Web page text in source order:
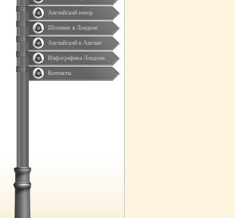
Английский юмор
Шоппинг в Лондоне
Английский в Англии
Инфографика Лондона
Контакты